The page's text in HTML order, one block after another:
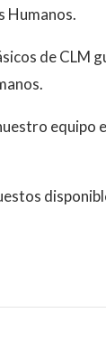
Humanos.
de CLM
equipo